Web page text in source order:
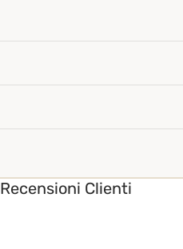
Recensioni Clienti